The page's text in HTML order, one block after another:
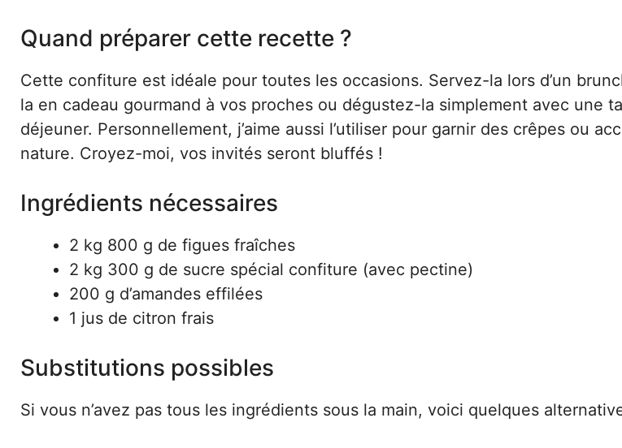
Quand préparer cette recette ?
Cette confiture est idéale pour toutes les occasions. Servez-la lors d’un
la en cadeau gourmand à vos proches ou dégustez-la simplement avec une
déjeuner. Personnellement, j’aime aussi l’utiliser pour garnir des crêpes ou
nature. Croyez-moi, vos invités seront bluffés !
Ingrédients nécessaires
2 kg 800 g de figues fraîches
2 kg 300 g de sucre spécial confiture (avec pectine)
200 g d’amandes effilées
1 jus de citron frais
Substitutions possibles
Si vous n’avez pas tous les ingrédients sous la main, voici quelques